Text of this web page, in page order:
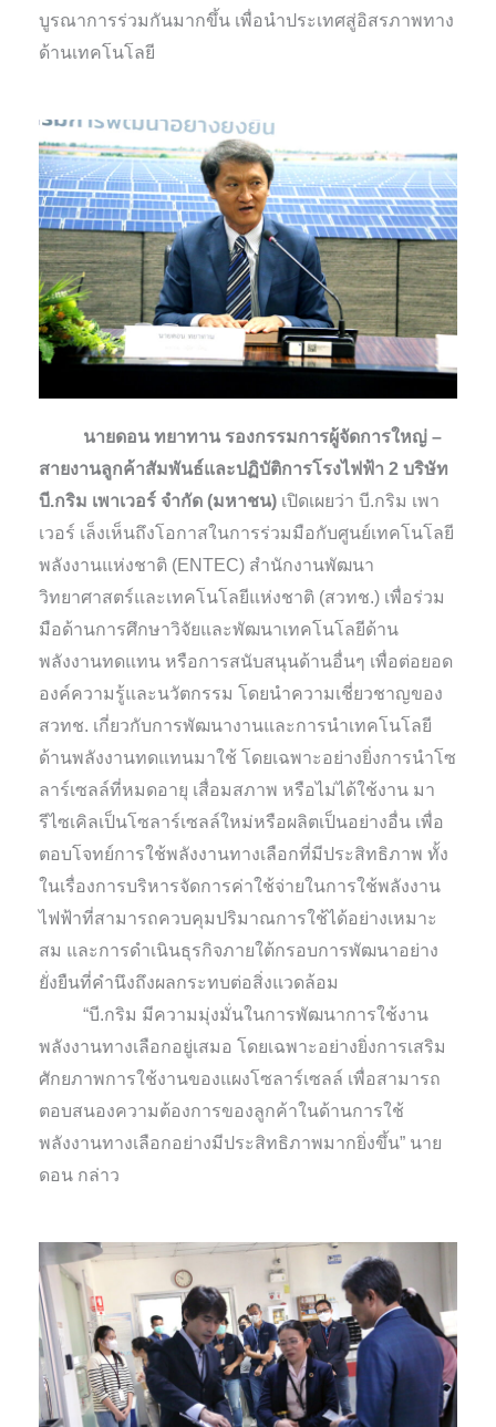
บูรณาการร่วมกันมากขึ้น เพื่อนำประเทศสู่อิสรภาพทาง
ด้านเทคโนโลยี
นายดอน ทยาทาน รองกรรมการผู้จัดการใหญ่ –
สายงานลูกค้าสัมพันธ์และปฏิบัติการโรงไฟฟ้า 2 บริษัท
บี.กริม เพาเวอร์ จำกัด (มหาชน)เปิดเผยว่า บี.กริม เพา
เวอร์ เล็งเห็นถึงโอกาสในการร่วมมือกับศูนย์เทคโนโลยี
พลังงานแห่งชาติ (ENTEC) สำนักงานพัฒนา
วิทยาศาสตร์และเทคโนโลยีแห่งชาติ (สวทช.) เพื่อร่วม
มือด้านการศึกษาวิจัยและพัฒนาเทคโนโลยีด้าน
พลังงานทดแทน หรือการสนับสนุนด้านอื่นๆ เพื่อต่อยอด
องค์ความรู้และนวัตกรรม โดยนำความเชี่ยวชาญของ
สวทช. เกี่ยวกับการพัฒนางานและการนำเทคโนโลยี
ด้านพลังงานทดแทนมาใช้ โดยเฉพาะอย่างยิ่งการนำโซ
ลาร์เซลล์ที่หมดอายุ เสื่อมสภาพ หรือไม่ได้ใช้งาน มา
รีไซเคิลเป็นโซลาร์เซลล์ใหม่หรือผลิตเป็นอย่างอื่น เพื่อ
ตอบโจทย์การใช้พลังงานทางเลือกที่มีประสิทธิภาพ ทั้ง
ในเรื่องการบริหารจัดการค่าใช้จ่ายในการใช้พลังงาน
ไฟฟ้าที่สามารถควบคุมปริมาณการใช้ได้อย่างเหมาะ
สม และการดำเนินธุรกิจภายใต้กรอบการพัฒนาอย่าง
ยั่งยืนที่คำนึงถึงผลกระทบต่อสิ่งแวดล้อม
“บี.กริม มีความมุ่งมั่นในการพัฒนาการใช้งาน
พลังงานทางเลือกอยู่เสมอ โดยเฉพาะอย่างยิ่งการเสริม
ศักยภาพการใช้งานของแผงโซลาร์เซลล์ เพื่อสามารถ
ตอบสนองความต้องการของลูกค้าในด้านการใช้
พลังงานทางเลือกอย่างมีประสิทธิภาพมากยิ่งขึ้น” นาย
ดอน กล่าว